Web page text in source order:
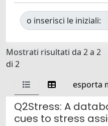
o inserisci le iniziali:
Mostrati risultati da 2 a 2
di 2
esporta
Q2Stress: A
cues to stress